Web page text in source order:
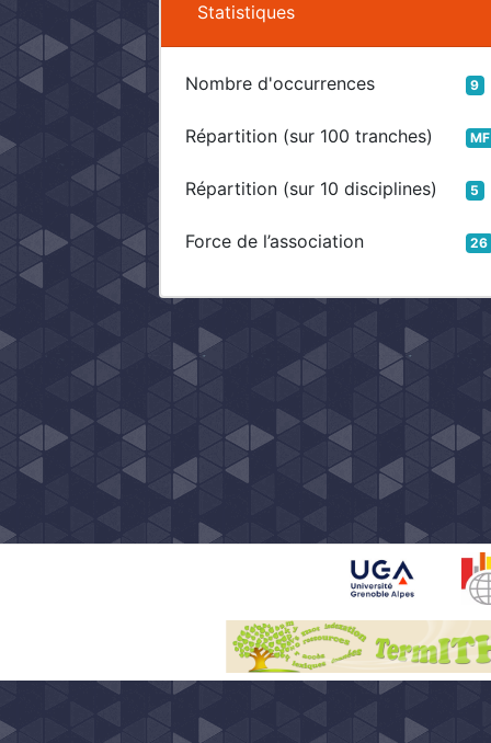
Statistiques
Nombre d'occurrences 9
Répartition (sur 100 tranches) MF
Répartition (sur 10 disciplines) 5
Force de l’association 26